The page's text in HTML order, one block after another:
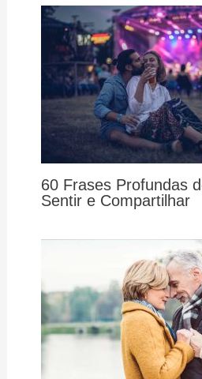
60 Frases Profundas
Sentir e Compartilhar